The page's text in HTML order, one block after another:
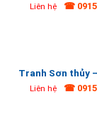
Liên hệ ☎
Tranh Sơn thủy
Liên hệ ☎